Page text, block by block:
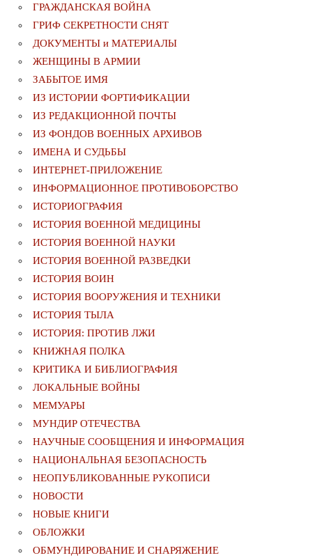
ГРАЖДАНСКАЯ ВОЙНА
ГРИФ СЕКРЕТНОСТИ СНЯТ
ДОКУМЕНТЫ и МАТЕРИАЛЫ
ЖЕНЩИНЫ В АРМИИ
ЗАБЫТОЕ ИМЯ
ИЗ ИСТОРИИ ФОРТИФИКАЦИИ
ИЗ РЕДАКЦИОННОЙ ПОЧТЫ
ИЗ ФОНДОВ ВОЕННЫХ АРХИВОВ
ИМЕНА И СУДЬБЫ
ИНТЕРНЕТ-ПРИЛОЖЕНИЕ
ИНФОРМАЦИОННОЕ ПРОТИВОБОРСТВО
ИСТОРИОГРАФИЯ
ИСТОРИЯ ВОЕННОЙ МЕДИЦИНЫ
ИСТОРИЯ ВОЕННОЙ НАУКИ
ИСТОРИЯ ВОЕННОЙ РАЗВЕДКИ
ИСТОРИЯ ВОИН
ИСТОРИЯ ВООРУЖЕНИЯ И ТЕХНИКИ
ИСТОРИЯ ТЫЛА
ИСТОРИЯ: ПРОТИВ ЛЖИ
КНИЖНАЯ ПОЛКА
КРИТИКА И БИБЛИОГРАФИЯ
ЛОКАЛЬНЫЕ ВОЙНЫ
МЕМУАРЫ
МУНДИР ОТЕЧЕСТВА
НАУЧНЫЕ СООБЩЕНИЯ И ИНФОРМАЦИЯ
НАЦИОНАЛЬНАЯ БЕЗОПАСНОСТЬ
НЕОПУБЛИКОВАННЫЕ РУКОПИСИ
НОВОСТИ
НОВЫЕ КНИГИ
ОБЛОЖКИ
ОБМУНДИРОВАНИЕ И СНАРЯЖЕНИЕ